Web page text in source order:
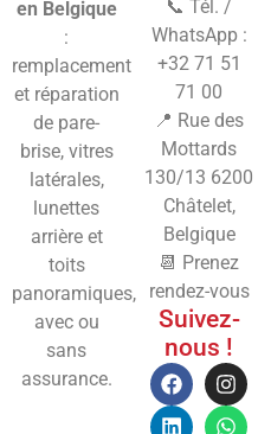
en Belgique
:
remplacement
et réparation
de pare-
brise, vitres
latérales,
lunettes
arrière et
toits
panoramiques,
avec ou
sans
assurance.
📞 Tél. /
WhatsApp :
+32 71 51
71 00
📍 Rue des
Mottards
130/13 6200
Châtelet,
Belgique
📆 Prenez
rendez-vous
Suivez-
nous !